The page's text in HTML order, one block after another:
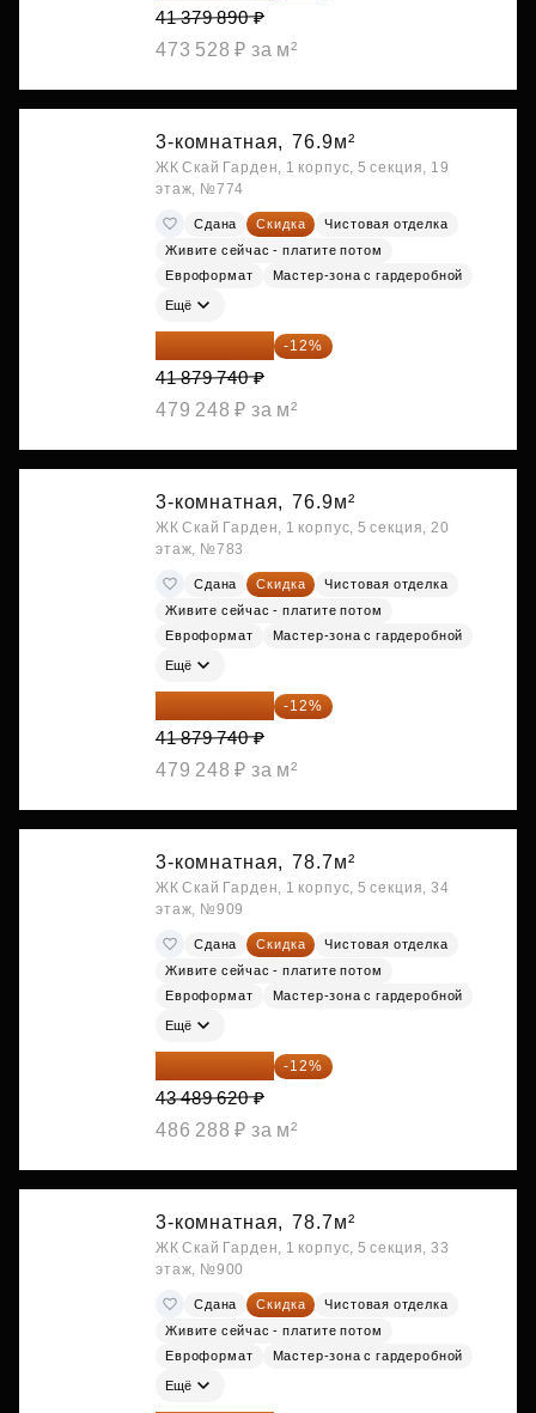
41 379 890 ₽
473 528 ₽ за м²
3-комнатная, 76.9м²
ЖК Скай Гарден, 1 корпус, 5 секция, 19
этаж, №774
Сдана Скидка
Чистовая отделка
Живите сейчас - платите потом
Евроформат
Мастер-зона с гардеробной
Ещё
36 854 171 ₽ -12%
41 879 740 ₽
479 248 ₽ за м²
3-комнатная, 76.9м²
ЖК Скай Гарден, 1 корпус, 5 секция, 20
этаж, №783
Сдана Скидка
Чистовая отделка
Живите сейчас - платите потом
Евроформат
Мастер-зона с гардеробной
Ещё
36 854 171 ₽ -12%
41 879 740 ₽
479 248 ₽ за м²
3-комнатная, 78.7м²
ЖК Скай Гарден, 1 корпус, 5 секция, 34
этаж, №909
Сдана Скидка
Чистовая отделка
Живите сейчас - платите потом
Евроформат
Мастер-зона с гардеробной
Ещё
38 270 866 ₽ -12%
43 489 620 ₽
486 288 ₽ за м²
3-комнатная, 78.7м²
ЖК Скай Гарден, 1 корпус, 5 секция, 33
этаж, №900
Сдана Скидка
Чистовая отделка
Живите сейчас - платите потом
Евроформат
Мастер-зона с гардеробной
Ещё